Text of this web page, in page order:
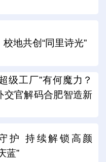
校地共创“同里诗光”
级工厂”有何魔力？
交官解码合肥智造新
护 持续解锁高颜
蓝”